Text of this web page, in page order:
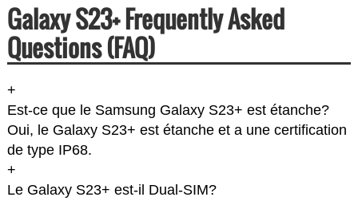
Galaxy S23+ Frequently Asked
Questions (FAQ)
+
Est-ce que le Samsung Galaxy S23+ est étanche?
Oui, le Galaxy S23+ est étanche et a une certification
de type IP68.
+
Le Galaxy S23+ est-il Dual-SIM?